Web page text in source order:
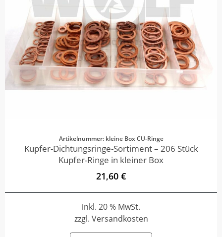
Artikelnummer: kleine Box CU-Ringe
Kupfer-Dichtungsringe-Sortiment – 206 Stück
Kupfer-Ringe in kleiner Box
21,60 €
inkl. 20 % MwSt.
zzgl. Versandkosten